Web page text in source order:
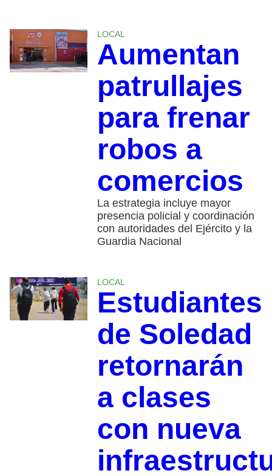
LOCAL
Aumentan
patrullajes
para frenar
robos a
comercios
La estrategia incluye mayor
presencia policial y coordinación
con autoridades del Ejército y la
Guardia Nacional
LOCAL
Estudiantes
de Soledad
retornarán
a clases
con nueva